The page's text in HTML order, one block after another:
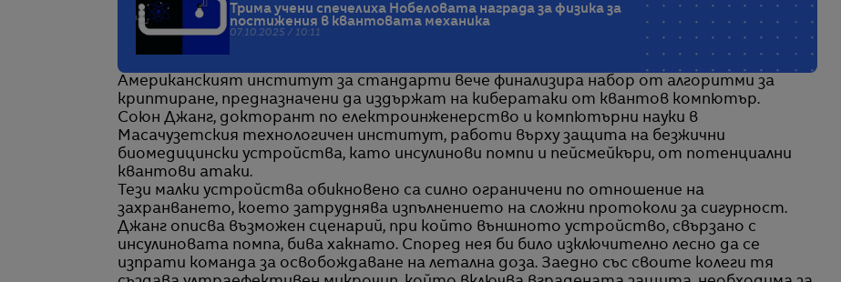
Трима учени спечелиха Нобеловата награда за физика за
постижения в квантовата механика
07.10.2025 / 10:11
Американският институт за стандарти вече финализира набор от алгоритми за
криптиране, предназначени да издържат на кибератаки от квантов компютър.
Союн Джанг, докторант по електроинженерство и компютърни науки в
Масачузетския технологичен институт, работи върху защита на безжични
биомедицински устройства, като инсулинови помпи и пейсмейкъри, от потенциални
квантови атаки.
Тези малки устройства обикновено са силно ограничени по отношение на
захранването, което затруднява изпълнението на сложни протоколи за сигурност.
Джанг описва възможен сценарий, при който външното устройство, свързано с
инсулиновата помпа, бива хакнато. Според нея би било изключително лесно да се
изпрати команда за освобождаване на летална доза. Заедно със своите колеги тя